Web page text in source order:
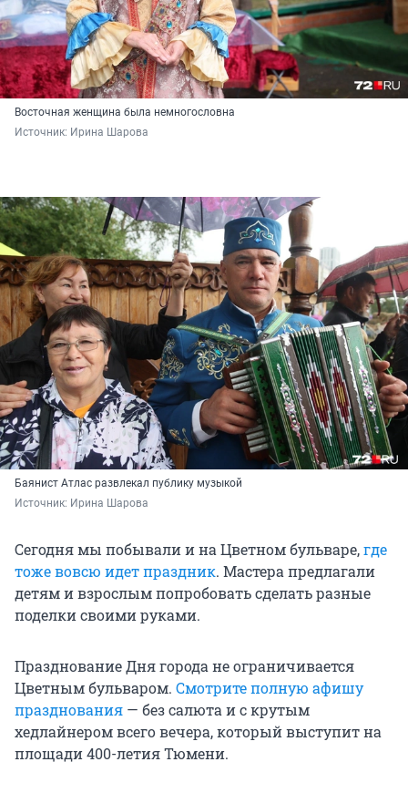
Восточная женщина была немногословна
Источник: Ирина Шарова
Баянист Атлас развлекал публику музыкой
Источник: Ирина Шарова
Сегодня мы побывали и на Цветном бульваре,где
тоже вовсю идет праздник. Мастера предлагали
детям и взрослым попробовать сделать разные
поделки своими руками.
Празднование Дня города не ограничивается
Цветным бульваром. Смотрите полную афишу
празднования — без салюта и с крутым
хедлайнером всего вечера, который выступит на
площади 400-летия Тюмени.